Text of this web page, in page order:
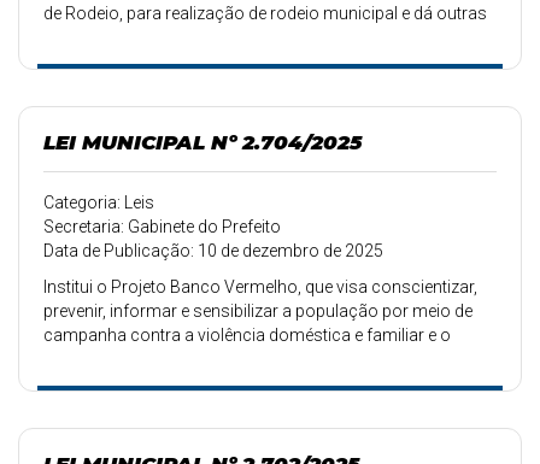
de Rodeio, para realização de rodeio municipal e dá outras
LEI MUNICIPAL Nº 2.704/2025
Categoria: Leis
Secretaria: Gabinete do Prefeito
Data de Publicação: 10 de dezembro de 2025
Institui o Projeto Banco Vermelho, que visa conscientizar,
prevenir, informar e sensibilizar a população por meio de
campanha contra a violência doméstica e familiar e o
providencias.